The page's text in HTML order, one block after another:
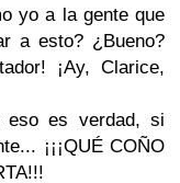
yo a la gente que
a esto? ¿Bueno?
¡Ay, Clarice,
es verdad, si
¡¡¡QUÉ COÑO